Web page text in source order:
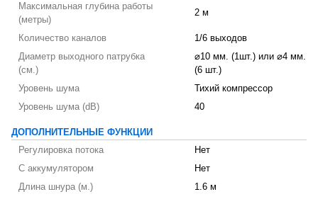
Максимальная глубина работы
(метры)
2 м
Количество каналов
1/6 выходов
Диаметр выходного патрубка
(см.)
⌀10 мм. (1шт.) или ⌀4 мм.
(6 шт.)
Уровень шума
Тихий компрессор
Уровень шума (dB)
40
ДОПОЛНИТЕЛЬНЫЕ ФУНКЦИИ
Регулировка потока
Нет
С аккумулятором
Нет
Длина шнура (м.)
1.6 м